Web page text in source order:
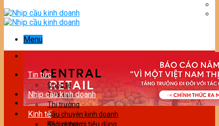
Menu
Tin tức
Quốc tế
Thời sự
Nhịp cầu kinh doanh
Thị trường
Câu chuyện kinh doanh
Bảo vệ người tiêu dùng
Kinh tế
Khởi nghiệp